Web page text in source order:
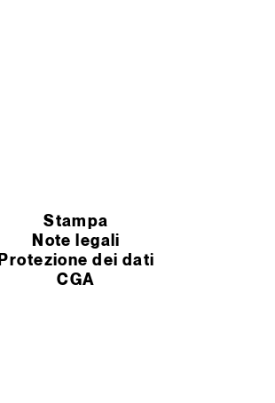
Stampa
Note legali
Protezione dei dati
CGA